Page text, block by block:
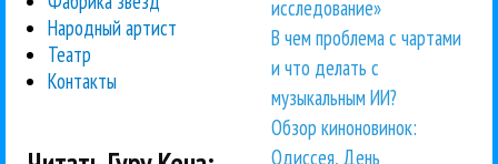
Народный артист
Театр
Контакты
исследование»
В чем проблема с чартами
и что делать с
музыкальным ИИ?
Обзор киноновинок:
Одиссея, День